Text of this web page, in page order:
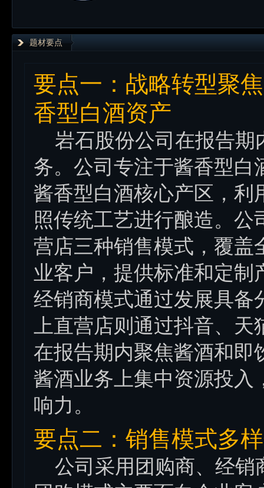
题材要点
要点一：战略转型聚
香型白酒资产
岩石股份公司在报告期
务。公司专注于酱香型白
酱香型白酒核心产区，利
照传统工艺进行酿造。
营店三种销售模式，覆盖
业客户，提供标准和定制
经销商模式通过发展具备
上直营店则通过抖音、
在报告期内聚焦酱酒和即
酱酒业务上集中资源投入
响力。
要点二：销售模式多
公司采用团购商、经销